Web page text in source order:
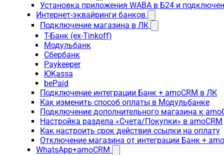
Установка приложения WABA в Б24 и
Интернет-эквайринги банков
Подключение магазина в ЛК
Т-Банк (ex-Tinkoff)
Модульбанк
Сбербанк
Paykeeper
ЮKassa
bePaid
Подключение интеграции Банк + amoCRM в ЛК
Как изменить способ оплаты в Модульбанке
Подключение дополнительного магазина к
Настройка раздела «Счета/Покупки» в amoCRM
Как настроить срок действия ссылки на оплату
Отключение магазина от интеграции Банк +
WhatsApp+amoCRM